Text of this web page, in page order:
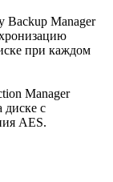
Backup Manager
при каждом
Manager
диске с
AES.